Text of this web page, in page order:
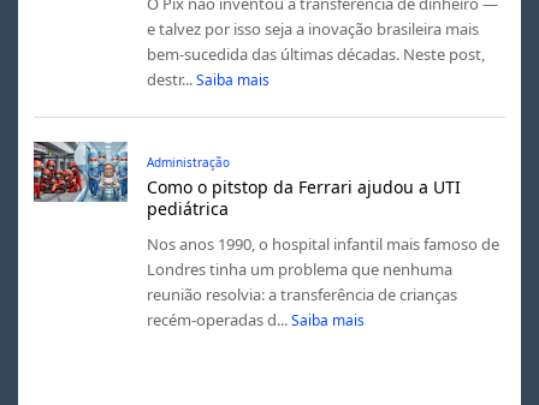
e talvez por isso seja a inovação brasileira mais
bem-sucedida das últimas décadas. Neste post,
destr... Saiba mais
Administração
Como o pitstop da Ferrari ajudou a UTI
pediátrica
Nos anos 1990, o hospital infantil mais famoso de
Londres tinha um problema que nenhuma
reunião resolvia: a transferência de crianças
recém-operadas d... Saiba mais